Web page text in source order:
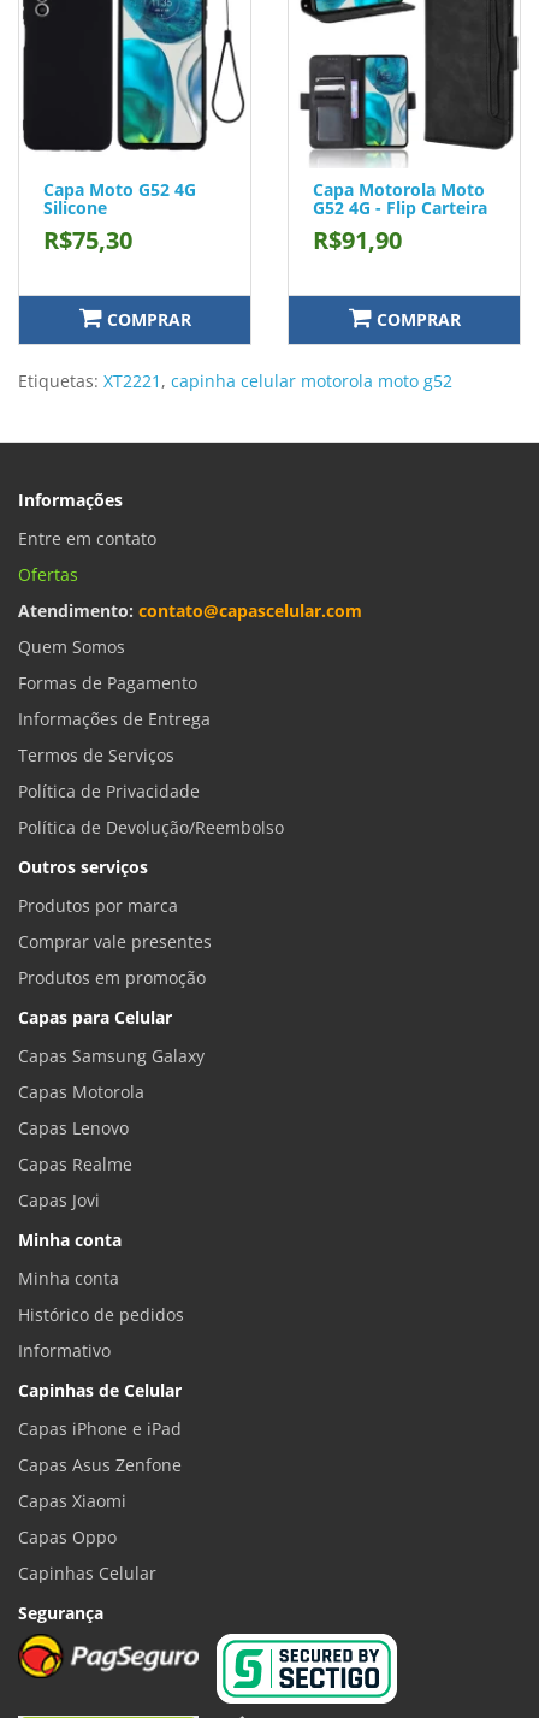
Capa Moto G52 4G
Silicone
R$75,30
COMPRAR
Capa Motorola Moto
G52 4G - Flip Carteira
R$91,90
COMPRAR
Etiquetas: XT2221 , capinha celular motorola moto g52
Informações
Entre em contato
Ofertas
Atendimento: contato@capascelular.com
Quem Somos
Formas de Pagamento
Informações de Entrega
Termos de Serviços
Política de Privacidade
Política de Devolução/Reembolso
Outros serviços
Produtos por marca
Comprar vale presentes
Produtos em promoção
Capas para Celular
Capas Samsung Galaxy
Capas Motorola
Capas Lenovo
Capas Realme
Capas Jovi
Minha conta
Minha conta
Histórico de pedidos
Informativo
Capinhas de Celular
Capas iPhone e iPad
Capas Asus Zenfone
Capas Xiaomi
Capas Oppo
Capinhas Celular
Segurança